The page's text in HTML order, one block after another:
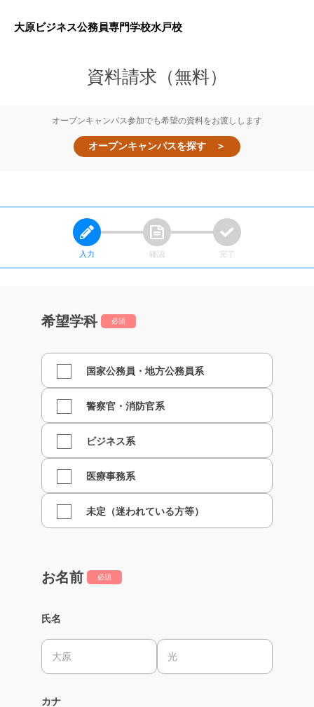
大原ビジネス公務員専門学校水戸校
資料請求（無料）
オープンキャンパス参加でも希望の資料をお渡しします
オープンキャンパスを探す ＞
入力 確認 完了
希望学科 必須
国家公務員・地方公務員系
警察官・消防官系
ビジネス系
医療事務系
未定（迷われている方等）
お名前 必須
氏名
カナ